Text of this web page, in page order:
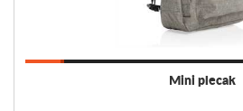
Mini plecak